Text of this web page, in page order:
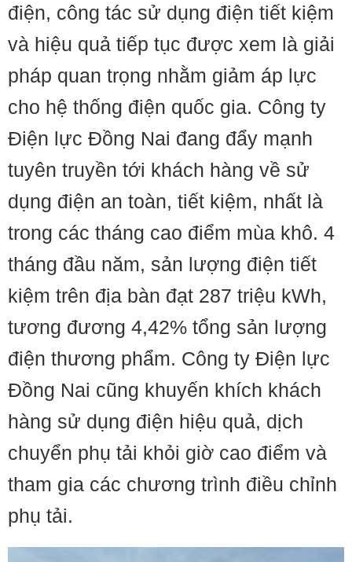
điện, công tác sử dụng điện tiết kiệm
và hiệu quả tiếp tục được xem là giải
pháp quan trọng nhằm giảm áp lực
cho hệ thống điện quốc gia. Công ty
Điện lực Đồng Nai đang đẩy mạnh
tuyên truyền tới khách hàng về sử
dụng điện an toàn, tiết kiệm, nhất là
trong các tháng cao điểm mùa khô. 4
tháng đầu năm, sản lượng điện tiết
kiệm trên địa bàn đạt 287 triệu kWh,
tương đương 4,42% tổng sản lượng
điện thương phẩm. Công ty Điện lực
Đồng Nai cũng khuyến khích khách
hàng sử dụng điện hiệu quả, dịch
chuyển phụ tải khỏi giờ cao điểm và
tham gia các chương trình điều chỉnh
phụ tải.